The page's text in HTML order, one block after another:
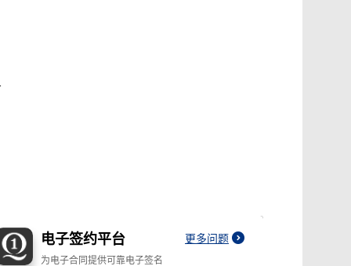
定证据
电子签约平台 更多问题
为电子合同提供可靠电子签名